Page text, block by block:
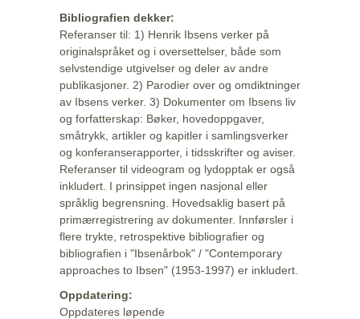
Bibliografien dekker:
Referanser til: 1) Henrik Ibsens verker på
originalspråket og i oversettelser, både som
selvstendige utgivelser og deler av andre
publikasjoner. 2) Parodier over og omdiktninger
av Ibsens verker. 3) Dokumenter om Ibsens liv
og forfatterskap: Bøker, hovedoppgaver,
småtrykk, artikler og kapitler i samlingsverker
og konferanserapporter, i tidsskrifter og aviser.
Referanser til videogram og lydopptak er også
inkludert. I prinsippet ingen nasjonal eller
språklig begrensning. Hovedsaklig basert på
primærregistrering av dokumenter. Innførsler i
flere trykte, retrospektive bibliografier og
bibliografien i "Ibsenårbok" / "Contemporary
approaches to Ibsen" (1953-1997) er inkludert.
Oppdatering:
Oppdateres løpende